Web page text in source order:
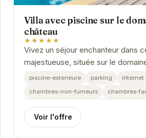
Villa avec piscine sur le
château
★★★★★
Vivez un séjour enchanteur dans
majestueuse, située sur le
Profitez de la piscine privée, du
piscine-exterieure parking
internet
chambres-non-fumeurs
chambres-
Voir l'offre